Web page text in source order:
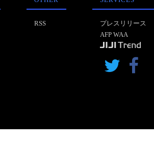
RSS
プレスリリース
AFP WAA